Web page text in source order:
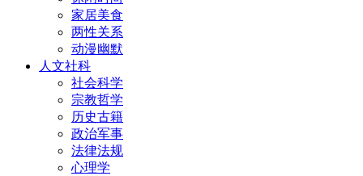
家居美食
两性关系
动漫幽默
人文社科
社会科学
宗教哲学
历史古籍
政治军事
法律法规
心理学